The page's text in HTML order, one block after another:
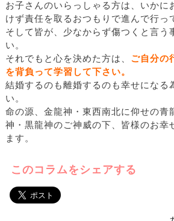
お子さんのいらっしゃる方は、いかに
けず責任を取るおつもりで進んで行っ
そして皆が、少なからず傷つくと言う
い。
それでもと心を決めた方は、 ご自分の
を背負って学習して下さい。
結婚するのも離婚するのも幸せになる
い。
命の源、金龍神・東西南北に仰せの青
神・黒龍神のご神威の下、皆様のお幸
ます。
このコラムをシェアする